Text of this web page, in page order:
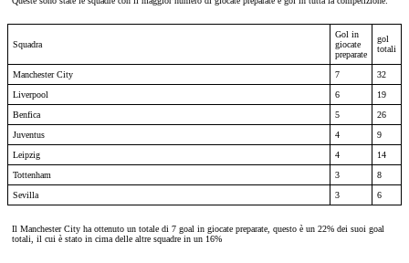
Squadra
Gol in
giocate
preparate
gol
totali
Manchester City 7
32
Liverpool
6
19
Benfica
5
26
Juventus
4
9
Leipzig
4
14
Tottenham
3
8
Sevilla
3 6
Il Manchester City ha ottenuto un totale di 7 goal in giocate preparate, questo è un 22% dei suoi goal
totali, il cui è stato in cima delle altre squadre in un 16%